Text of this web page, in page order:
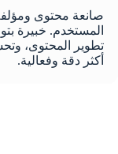
صانعة محتوى
المستخدم. خبيرة
تطوير المحتوى،
أكثر دقة وفعالية.